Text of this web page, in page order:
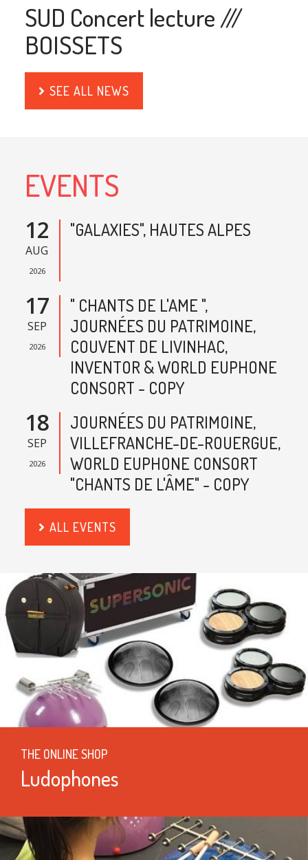
SUD Concert lecture ///
BOISSETS
SEE ALL NEWS
EVENTS
12
AUG
2026
"GALAXIES", HAUTES ALPES
17
SEP
2026
" CHANTS DE L'AME ",
JOURNÉES DU PATRIMOINE,
COUVENT DE LIVINHAC,
INVENTOR & WORLD EUPHONE
CONSORT - COPY
18
SEP
2026
JOURNÉES DU PATRIMOINE,
VILLEFRANCHE-DE-ROUERGUE,
WORLD EUPHONE CONSORT
"CHANTS DE L'ÂME" - COPY
ALL EVENTS
THE ONLINE SHOP
Ludophones